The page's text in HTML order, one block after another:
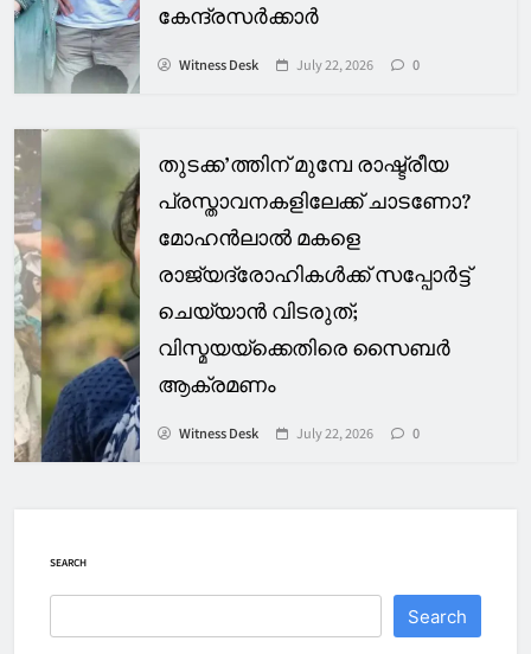
കേന്ദ്രസര്‍ക്കാര്‍
Witness Desk July 22, 2026 0
തുടക്ക’ത്തിന് മുമ്പേ രാഷ്ട്രീയ
പ്രസ്താവനകളിലേക്ക് ചാടണോ?
മോഹൻലാല്‍ മകളെ
രാജ്യദ്രോഹികള്‍ക്ക് സപ്പോര്‍ട്ട്
ചെയ്യാൻ വിടരുത്;
വിസ്മയയ്ക്കെതിരെ സൈബര്‍
ആക്രമണം
Witness Desk July 22, 2026 0
SEARCH
Search